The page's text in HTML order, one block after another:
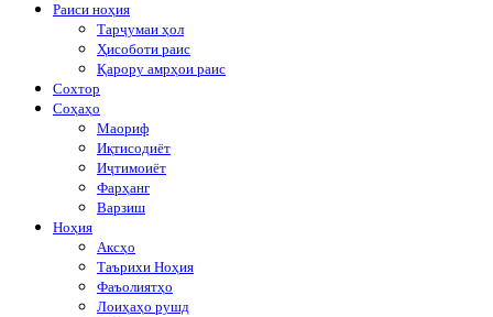
Раиси ноҳия
Тарҷумаи ҳол
Ҳисоботи раис
Қарору амрҳои раис
Сохтор
Соҳаҳо
Маориф
Иқтисодиёт
Иҷтимоиёт
Фарҳанг
Варзиш
Ноҳия
Аксҳо
Таърихи Ноҳия
Фаъолиятҳо
Лоиҳаҳо рушд